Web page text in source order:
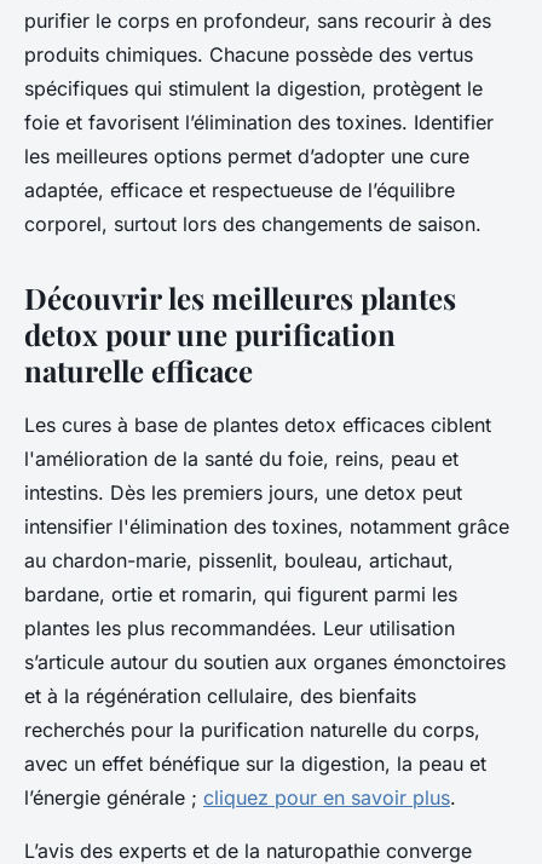
purifier le corps en profondeur, sans recourir à des
produits chimiques. Chacune possède des vertus
spécifiques qui stimulent la digestion, protègent le
foie et favorisent l’élimination des toxines. Identifier
les meilleures options permet d’adopter une cure
adaptée, efficace et respectueuse de l’équilibre
corporel, surtout lors des changements de saison.
Découvrir les meilleures plantes
detox pour une purification
naturelle efficace
Les cures à base de plantes detox efficaces ciblent
l'amélioration de la santé du foie, reins, peau et
intestins. Dès les premiers jours, une detox peut
intensifier l'élimination des toxines, notamment grâce
au chardon-marie, pissenlit, bouleau, artichaut,
bardane, ortie et romarin, qui figurent parmi les
plantes les plus recommandées. Leur utilisation
s’articule autour du soutien aux organes émonctoires
et à la régénération cellulaire, des bienfaits
recherchés pour la purification naturelle du corps,
avec un effet bénéfique sur la digestion, la peau et
l’énergie générale ; cliquez pour en savoir plus.
L’avis des experts et de la naturopathie converge